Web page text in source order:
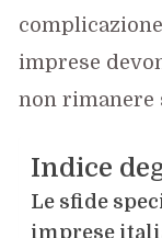
imprese
non rimanere
Indice
Le sfide
imprese